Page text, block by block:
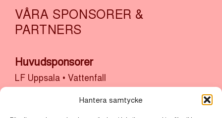
Hantera samtycke
VÅRA SPONSORER &
PARTNERS
Huvudsponsorer
LF Uppsala • Vattenfall